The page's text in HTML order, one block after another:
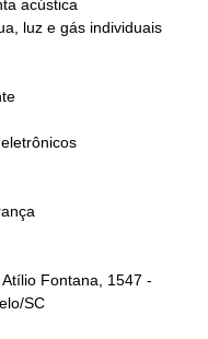
acústica
luz e gás individuais
Fontana, 1547 -
SC